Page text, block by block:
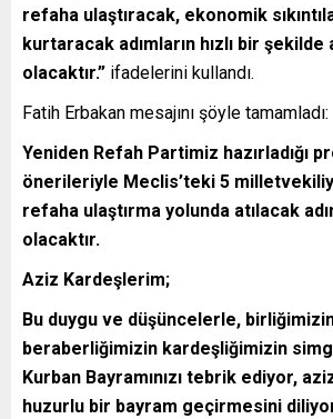
refaha ulaştıracak, ekonomik
kurtaracak adımların hızlı bir şekilde
olacaktır.” ifadelerini kullandı.
Fatih Erbakan mesajını şöyle tamamladı:
Yeniden Refah Partimiz hazırladığı
önerileriyle Meclis’teki 5
refaha ulaştırma yolunda atılacak
olacaktır.
Aziz Kardeşlerim;
Bu duygu ve düşüncelerle,
beraberliğimizin kardeşliğimizin
Kurban Bayramınızı tebrik ediyor,
huzurlu bir bayram geçirmesini